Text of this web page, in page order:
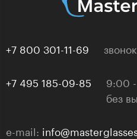
+7 800 301-11-69
+7 495 185-09-85
9:00
без
e-mail: